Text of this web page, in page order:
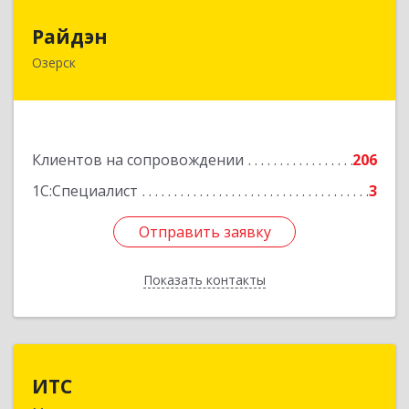
Райдэн
Озерск
Клиентов на сопровождении
206
1С:Специалист
3
Отправить заявку
Показать контакты
456783, Челябинская обл, Озерск г, Ленина пр-
Отправить заявку
Назад
ИТС